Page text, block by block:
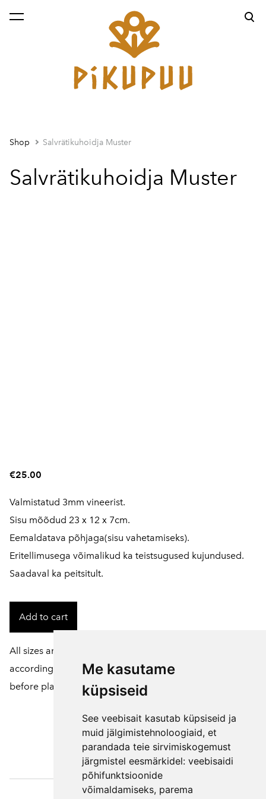
Me kasutame
küpsiseid
See veebisait kasutab küpsiseid ja
muid jälgimistehnoloogiaid, et
parandada teie sirvimiskogemust
järgmistel eesmärkidel: veebisaidi
põhifunktsioonide
võimaldamiseks, parema
was added to the cart. View cart
Shop Salvrätikuhoidja Muster
Salvrätikuhoidja Muster
€25.00
Valmistatud 3mm vineerist.
Sisu mõõdud 23 x 12 x 7cm.
Eemaldatava põhjaga(sisu vahetamiseks).
Eritellimusega võimalikud ka teistsugused kujundused.
Saadaval ka peitsitult.
Add to cart
All sizes and colors of products can be customized
according to your wishes. To do this, please contact us
before placing an order.
Väljaotsa